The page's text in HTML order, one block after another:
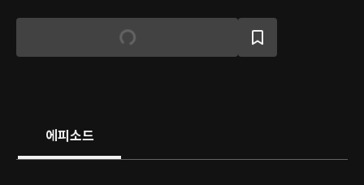
에피소드